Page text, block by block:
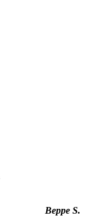
Beppe S.